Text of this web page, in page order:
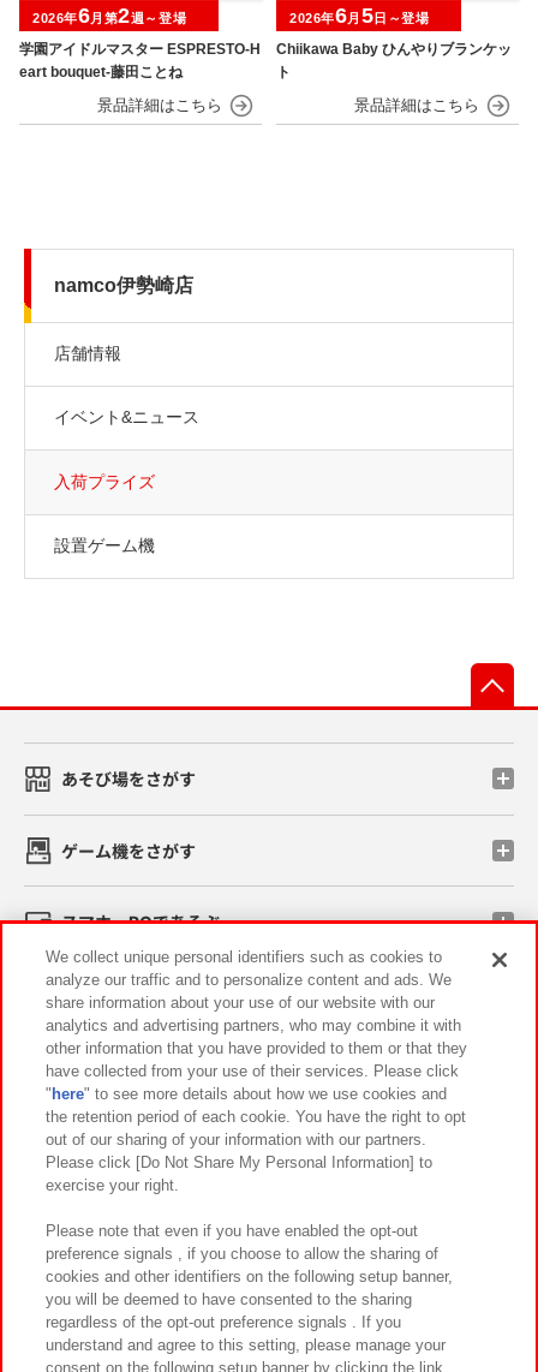
学園アイドルマスター ESPRESTO-H
eart bouquet-藤田ことね
2026年6月第2週～登場
Chiikawa Baby ひんやりブランケッ
ト
2026年6月 5日～登場
namco伊勢崎店
店舗情報
イベント&ニュース
入荷プライズ
設置ゲーム機
あそび場をさがす
ゲーム機をさがす
スマホ・PCであそぶ
イベント・キャンペーン
関連会社 サステナビリティ サイトポリシー
プライバシーポリシー ウェブアクセシビリティ方針と検証結果
お取引先さまとともに
カスタマーハラスメント対応方針 よくあるご質問・お問い合わせ
We collect unique personal identifiers such as cookies to
analyze our traffic and to personalize content and ads. We
share information about your use of our website with our
analytics and advertising partners, who may combine it with
other information that you have provided to them or that they
have collected from your use of their services. Please click
" here" to see more details about how we use cookies and
the retention period of each cookie. You have the right to opt
out of our sharing of your information with our partners.
Please click [Do Not Share My Personal Information] to
exercise your right.
Please note that even if you have enabled the opt-out
preference signals , if you choose to allow the sharing of
cookies and other identifiers on the following setup banner,
you will be deemed to have consented to the sharing
regardless of the opt-out preference signals . If you
understand and agree to this setting, please manage your
consent on the following setup banner by clicking the link